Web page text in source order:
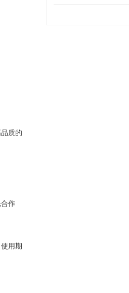
质的
作
用期